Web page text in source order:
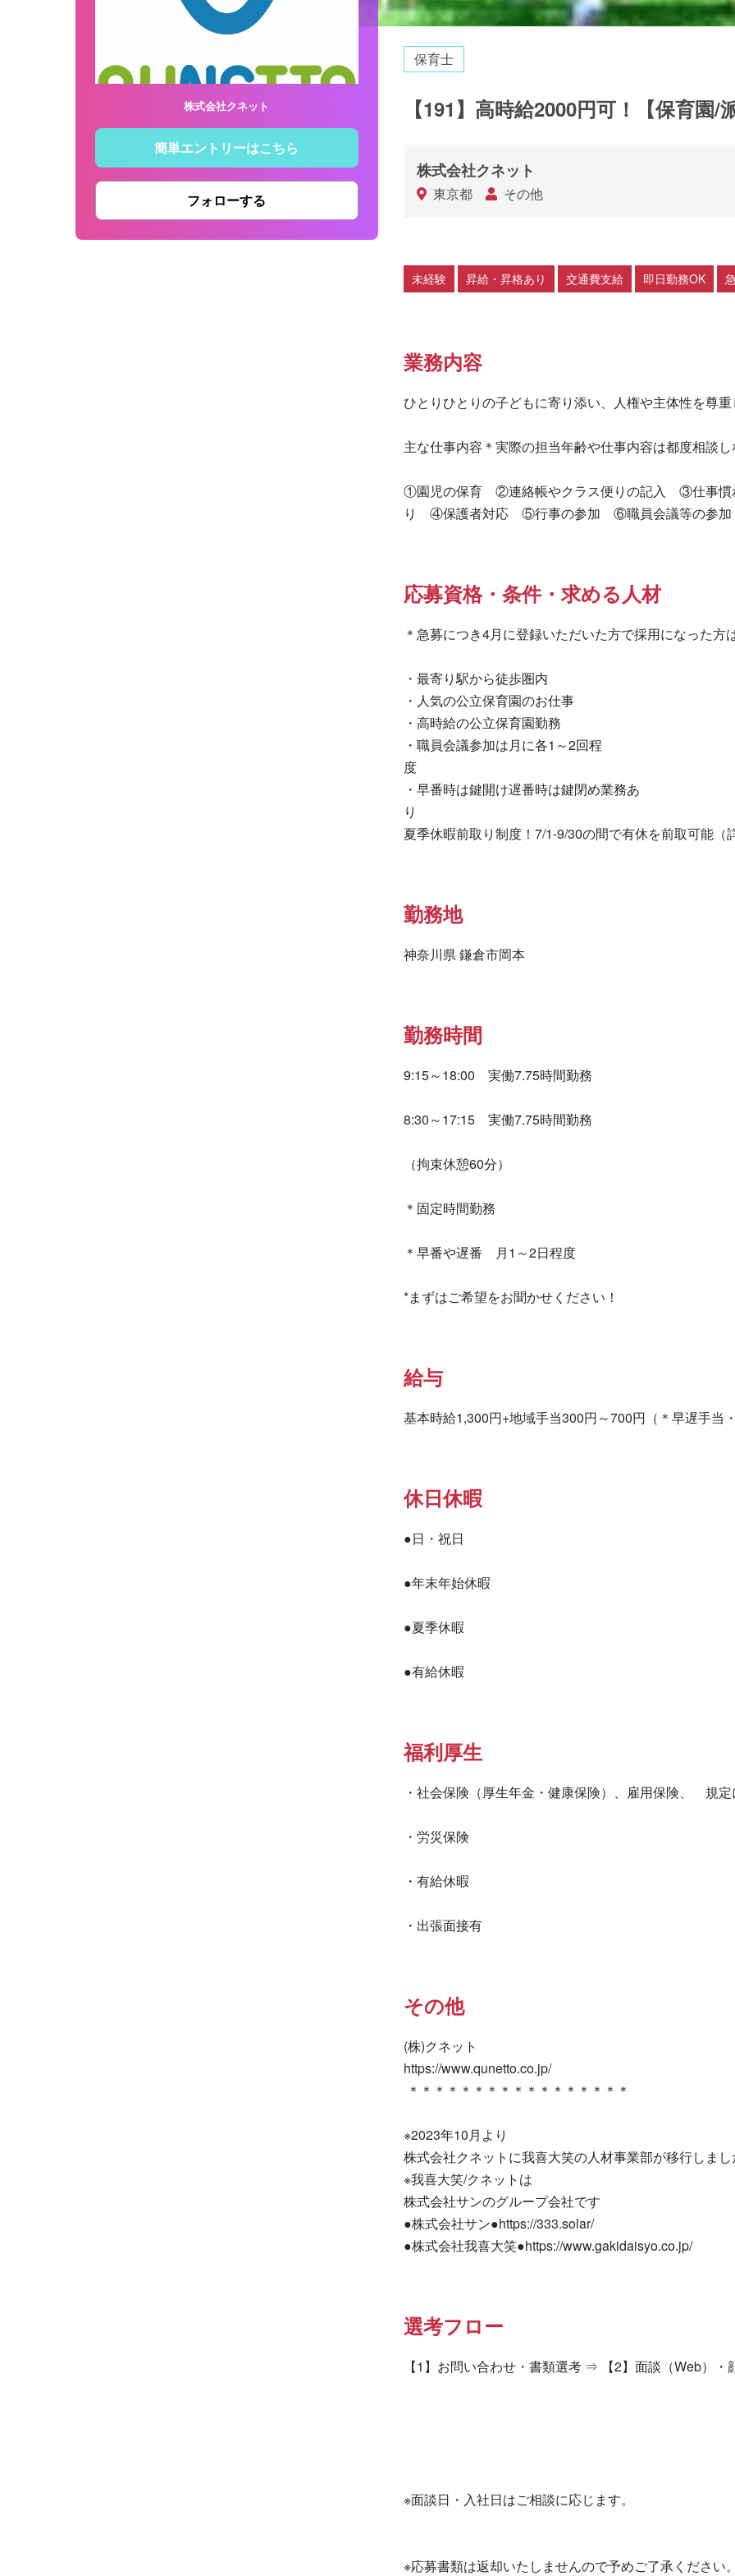
株式会社クネット
簡単エントリーはこちら
フォローする
保育士
【191】高時給2000円可！【保育
株式会社クネット
東京都 その他
未経験 昇給・昇格あり 交通費支給 即日勤務OK
業務内容
ひとりひとりの子どもに寄り添い、人権や主体性を尊
主な仕事内容＊実際の担当年齢や仕事内容は都度相談
①園児の保育　②連絡帳やクラス便りの記入　③仕事慣
り　④保護者対応　⑤行事の参加　⑥職員会議等の参加
応募資格・条件・求める人材
＊急募につき4月に登録いただいた方で採用になった方
・最寄り駅から徒歩圏内
・人気の公立保育園のお仕事
・高時給の公立
・職員会議参加は月に各1～2回程
・早番時は鍵開け遅番時は鍵閉め業務あ
り　　　　　　　　　　　　　　　　　　　　　　　
勤務地
神奈川県 鎌倉市岡本
勤務時間
9:15～18:00　実働7.75時間勤務
8:30～17:15　実働7.75時間勤務
（拘束休憩60分）
＊固定時間勤務
＊早番や遅番　月
*まずはご希望をお聞かせください！
給与
基本時給1,300円+地域手当300円～700円（＊早遅手当
休日休暇
●日・祝日
●年末年始休暇
●夏季休暇
●有給休暇
福利厚生
・社会保険（厚生年金・健康保険）、雇用保険、　規
・労災保険
・有給休暇
・出張面接有
その他
(株)クネット
https://www.qunetto.co.jp/
※2023年10月より
株式会社クネットに我喜大笑の人材事業部が移行しま
※我喜大笑/クネットは
株式会社サンのグループ会社です
●株式会社サン●https://333.solar/
●株式会社我喜大笑●https://www.gakidaisyo.co.jp/
選考フロー
【1】お問い合わせ・書類選考 ⇒ 【2】面談（Web）
※面談日・入社日はご相談に応じます。
※応募書類は返却いたしませんので予めご了承ください